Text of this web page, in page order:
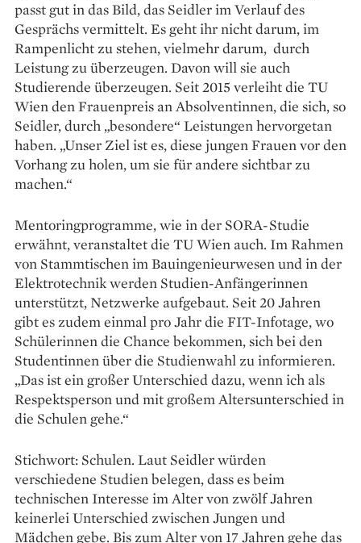
passt gut in das Bild, das Seidler im Verlauf des
Gesprächs vermittelt. Es geht ihr nicht darum, im
Rampenlicht zu stehen, vielmehr darum, durch
Leistung zu überzeugen. Davon will sie auch
Studierende überzeugen. Seit 2015 verleiht die TU
Wien den Frauenpreis an Absolventinnen, die sich, so
Seidler, durch „besondere“ Leistungen hervorgetan
haben. „Unser Ziel ist es, diese jungen Frauen vor den
Vorhang zu holen, um sie für andere sichtbar zu
machen.“
Mentoringprogramme, wie in der SORA-Studie
erwähnt, veranstaltet die TU Wien auch. Im Rahmen
von Stammtischen im Bauingenieur­wesen und in der
Elektrotechnik werden ­Studien-Anfängerinnen
unterstützt, Netzwerke aufgebaut. Seit 20 Jahren
gibt es zudem einmal pro Jahr die FIT-Infotage, wo
Schülerinnen die Chance bekommen, sich bei den
Studentinnen über die Studienwahl zu informieren.
„Das ist ein großer Unterschied dazu, wenn ich als
Respekts­person und mit großem Altersunterschied in
die Schulen gehe.“
Stichwort: Schulen. Laut Seidler würden
verschiedene Studien belegen, dass es beim
technischen Interesse im Alter von zwölf Jahren
keinerlei Unterschied zwischen Jungen und
Mädchen gebe. Bis zum Alter von 17 Jahren gehe das